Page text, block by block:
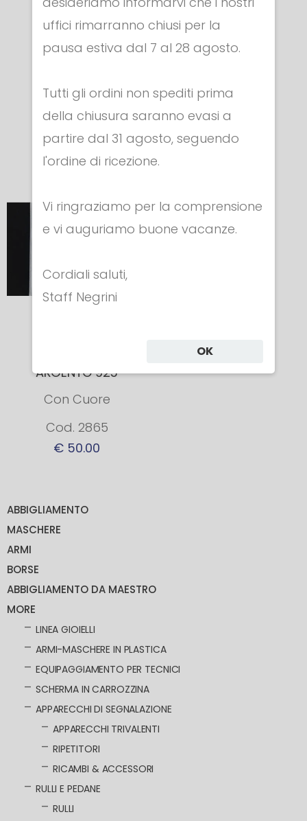
ABBIGLIAMENTO
MASCHERE
ARMI
BORSE
ABBIGLIAMENTO DA MAESTRO
MORE
LINEA GIOIELLI
ARMI-MASCHERE IN PLASTICA
EQUIPAGGIAMENTO PER TECNICI
SCHERMA IN CARROZZINA
APPARECCHI DI SEGNALAZIONE
APPARECCHI TRIVALENTI
RIPETITORI
RICAMBI & ACCESSORI
RULLI E PEDANE
RULLI
ARGENTO 925
SPADA
€ 60.00
ARGENTO 925
Due Sciabole
€ 46.00
ARGENTO 925
Con Cuore
Cod. 2865
€ 50.00
uffici rimarranno chiusi per la
pausa estiva dal 7 al 28 agosto.
Tutti gli ordini non spediti prima
della chiusura saranno evasi a
partire dal 31 agosto, seguendo
l'ordine di ricezione.
Vi ringraziamo per la comprensione
e vi auguriamo buone vacanze.
Cordiali saluti,
Staff Negrini
OK